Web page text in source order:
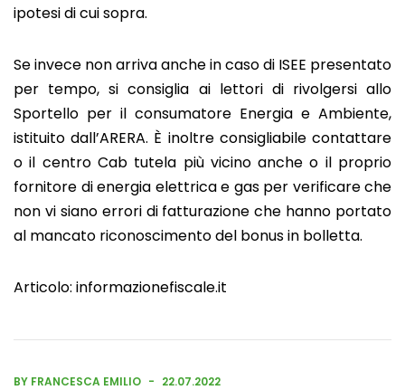
ipotesi di cui sopra.
Se invece non arriva anche in caso di ISEE presentato
per tempo, si consiglia ai lettori di rivolgersi allo
Sportello per il consumatore Energia e Ambiente,
istituito dall’ARERA. È inoltre consigliabile contattare
o il centro Cab tutela più vicino anche o il proprio
fornitore di energia elettrica e gas per verificare che
non vi siano errori di fatturazione che hanno portato
al mancato riconoscimento del bonus in bolletta.
Articolo: informazionefiscale.it
BY FRANCESCA EMILIO 22.07.2022